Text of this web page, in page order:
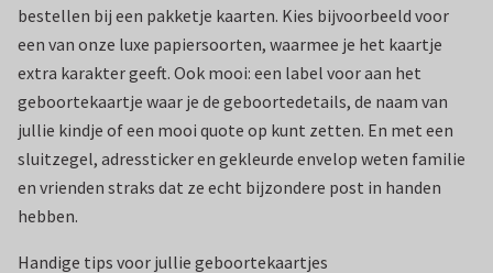
bestellen bij een pakketje kaarten. Kies bijvoorbeeld voor
een van onze luxe papiersoorten, waarmee je het kaartje
extra karakter geeft. Ook mooi: een label voor aan het
geboortekaartje waar je de geboortedetails, de naam van
jullie kindje of een mooi quote op kunt zetten. En met een
sluitzegel, adressticker en gekleurde envelop weten familie
en vrienden straks dat ze echt bijzondere post in handen
hebben.
Handige tips voor jullie geboortekaartjes